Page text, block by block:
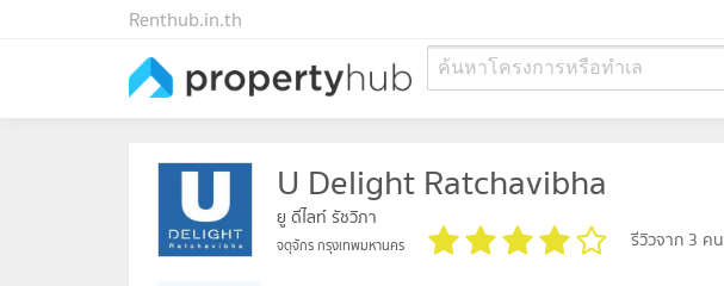
Renthub.in.th
ค้นหาโครงการหรือทำเล
U Delight Ratchavibha
ยู ดีไลท์ รัชวิภา
จตุจักร กรุงเทพมหานคร รีวิวจาก 3 คน